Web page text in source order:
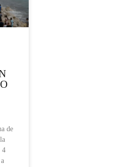
de
4